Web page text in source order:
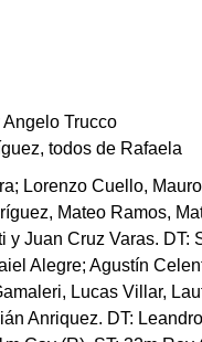
Trucco
todos de Rafaela
Lorenzo Cuello,
Mateo Ramos,
Juan Cruz Varas. DT:
Alegre; Agustín
Lucas Villar,
Anriquez. DT: